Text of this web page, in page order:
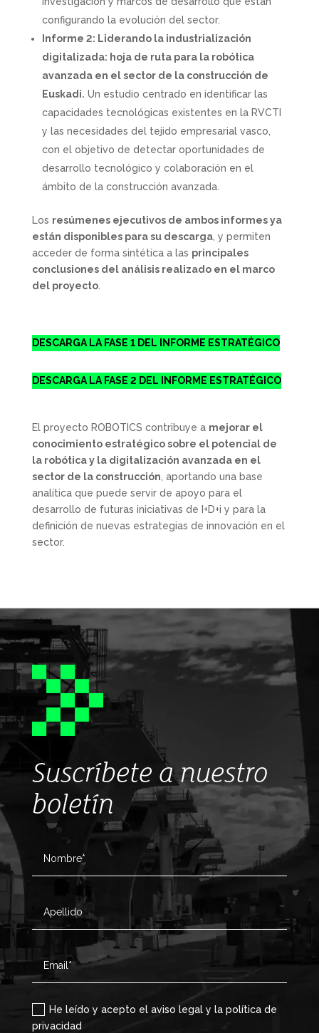
configurando la evolución del sector.
Informe 2: Liderando la industrialización
digitalizada: hoja de ruta para la robótica
avanzada en el sector de la construcción de
Euskadi. Un estudio centrado en identificar las
capacidades tecnológicas existentes en la RVCTI
y las necesidades del tejido empresarial vasco,
con el objetivo de detectar oportunidades de
desarrollo tecnológico y colaboración en el
ámbito de la construcción avanzada.
Los resúmenes ejecutivos de ambos informes ya
están disponibles para su descarga, y permiten
acceder de forma sintética a las principales
conclusiones del análisis realizado en el marco
del proyecto.
DESCARGA LA FASE 1 DEL INFORME ESTRATÉGICO
DESCARGA LA FASE 2 DEL INFORME ESTRATÉGICO
El proyecto ROBOTICS contribuye a mejorar el
conocimiento estratégico sobre el potencial de
la robótica y la digitalización avanzada en el
sector de la construcción , aportando una base
analítica que puede servir de apoyo para el
desarrollo de futuras iniciativas de I+D+i y para la
definición de nuevas estrategias de innovación en el
sector.
Suscríbete a nuestro
boletín
He leído y acepto el aviso legal y la política de
privacidad